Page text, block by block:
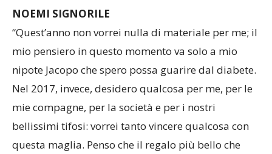
NOEMI SIGNORILE
“Quest’anno non vorrei nulla di materiale per me; il
mio pensiero in questo momento va solo a mio
nipote Jacopo che spero possa guarire dal diabete.
Nel 2017, invece, desidero qualcosa per me, per le
mie compagne, per la società e per i nostri
bellissimi tifosi: vorrei tanto vincere qualcosa con
questa maglia. Penso che il regalo più bello che